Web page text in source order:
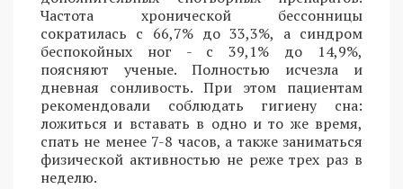
Частота хронической бессонницы
сократилась с 66,7% до 33,3%, а синдром
беспокойных ног - с 39,1% до 14,9%,
поясняют ученые. Полностью исчезла и
дневная сонливость. При этом пациентам
рекомендовали соблюдать гигиену сна:
ложиться и вставать в одно и то же время,
спать не менее 7-8 часов, а также заниматься
физической активностью не реже трех раз в
неделю.